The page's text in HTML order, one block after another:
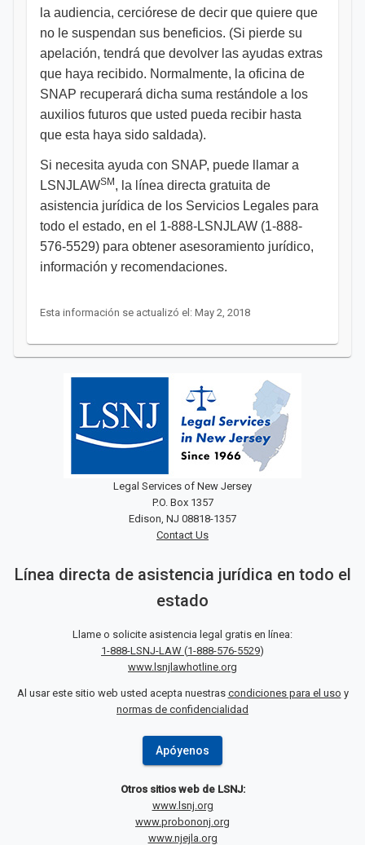
la audiencia, cerciórese de decir que quiere que
no le suspendan sus beneficios. (Si pierde su
apelación, tendrá que devolver las ayudas extras
que haya recibido. Normalmente, la oficina de
SNAP recuperará dicha suma restándole a los
auxilios futuros que usted pueda recibir hasta
que esta haya sido saldada).
Si necesita ayuda con SNAP, puede llamar a
LSNJLAWSM , la línea directa gratuita de
asistencia jurídica de los Servicios Legales para
todo el estado, en el 1-888-LSNJLAW (1-888-
576-5529) para obtener asesoramiento jurídico,
información y recomendaciones.
Esta información se actualizó el: May 2, 2018
Legal Services of New Jersey
P.O. Box 1357
Edison, NJ 08818-1357
Contact Us
Línea directa de asistencia jurídica en todo el
estado
Llame o solicite asistencia legal gratis en línea:
1-888-LSNJ-LAW (1-888-576-5529)
www.lsnjlawhotline.org
Al usar este sitio web usted acepta nuestras condiciones para el uso y
normas de confidencialidad
Apóyenos
Otros sitios web de LSNJ:
www.lsnj.org
www.probononj.org
www.njejla.org